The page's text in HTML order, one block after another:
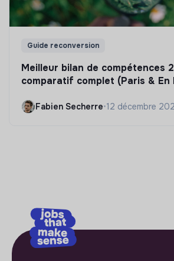
Guide reconversion
Meilleur bilan de compétences
comparatif complet (Paris & En
Fabien Secherre•12 décembre